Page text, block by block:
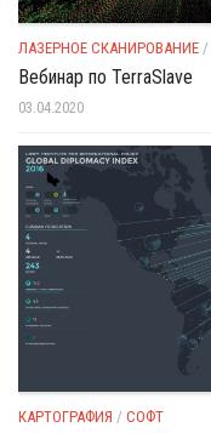
ЛАЗЕРНОЕ СКАНИРОВАНИЕ /
Вебинар по TerraSlave
03.04.2020
КАРТОГРАФИЯ / СОФТ